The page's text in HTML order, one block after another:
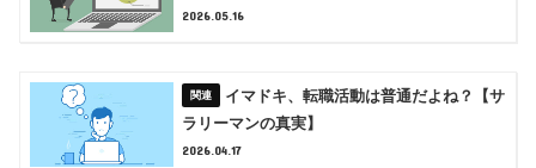
2026.05.16
イマドキ、転職活動は普通だよね？【サ
ラリーマンの真実】
2026.04.17